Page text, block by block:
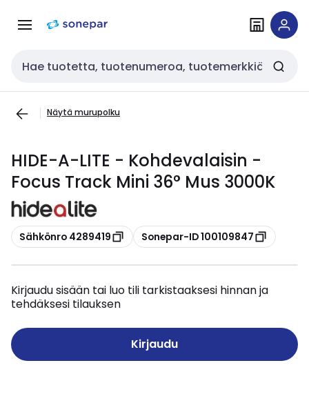
navigointiinsisältöön
Haku
Näytä murupolku
HIDE-A-LITE - Kohdevalaisin -
Focus Track Mini 36° Mus 3000K
Kopioi
Sähkönro 4289419 Kopioi
Sonepar-ID 100109847
Kirjaudu sisään tai luo tili tarkistaaksesi hinnan ja
tehdäksesi tilauksen
Kirjaudu